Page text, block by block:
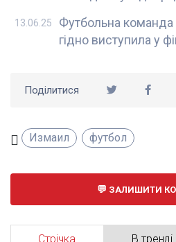
Футбольна
гідно виступила у
13.06.25
Поділитися
Измаил футбол
ЗАЛИШИТИ
Стрічка В тренді